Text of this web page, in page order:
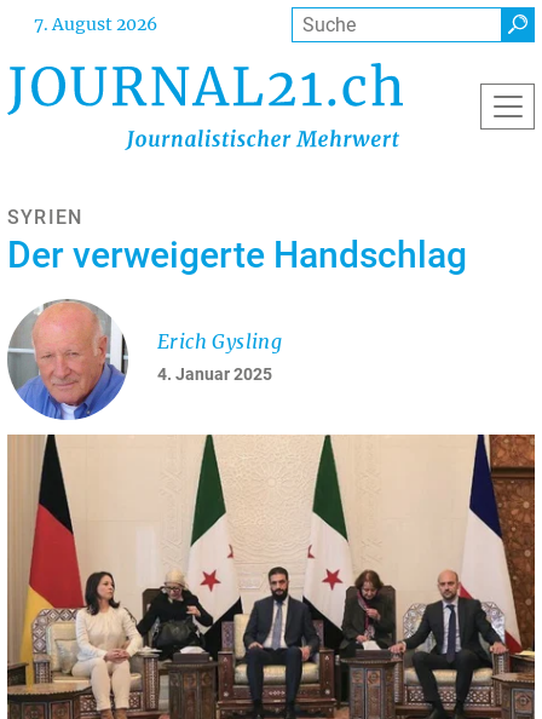
Direkt
Inhalt
7. August 2026 Suche
SYRIEN
Der verweigerte Handschlag
4. Januar 2025
Erich Gysling